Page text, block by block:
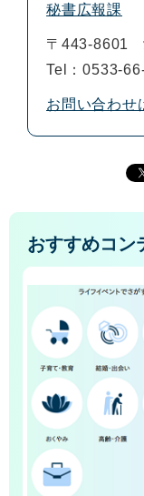
秘書広報課
〒443-8601
Tel：0533-
お問い合わせ
おすすめコン